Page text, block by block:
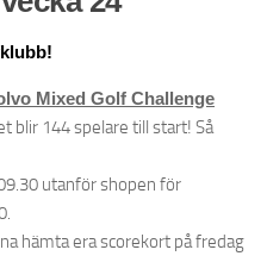
Mixed Golf Challenge
blir 144 spelare till start! Så
utanför shopen för
hämta era scorekort på fredag